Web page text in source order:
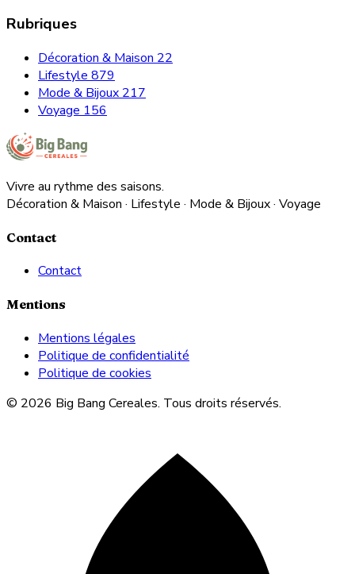
Rubriques
Décoration & Maison 22
Lifestyle 879
Mode & Bijoux 217
Voyage 156
Vivre au rythme des saisons.
Décoration & Maison · Lifestyle · Mode & Bijoux · Voyage
Contact
Contact
Mentions
Mentions légales
Politique de confidentialité
Politique de cookies
© 2026 Big Bang Cereales. Tous droits réservés.